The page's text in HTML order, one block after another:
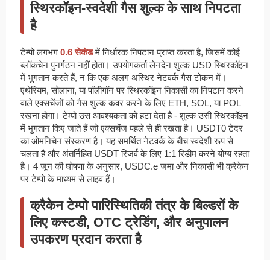
स्थिरकॉइन-स्वदेशी गैस शुल्क के साथ निपटता
है
टेम्पो लगभग 0.6 सेकंडमें निर्धारक निपटान प्राप्त करता है, जिसमें कोई
ब्लॉकचेन पुनर्गठन नहीं होता। उपयोगकर्ता लेनदेन शुल्क USD स्थिरकॉइन
में भुगतान करते हैं, न कि एक अलग अस्थिर नेटवर्क गैस टोकन में।
एथेरियम, सोलाना, या पॉलीगॉन पर स्थिरकॉइन निकासी का निपटान करने
वाले एक्सचेंजों को गैस शुल्क कवर करने के लिए ETH, SOL, या POL
रखना होगा। टेम्पो उस आवश्यकता को हटा देता है - शुल्क उसी स्थिरकॉइन
में भुगतान किए जाते हैं जो एक्सचेंज पहले से ही रखता है। USDT0 टेदर
का ओमनिचेन संस्करण है। यह समर्थित नेटवर्क के बीच स्वदेशी रूप से
चलता है और अंतर्निहित USDT रिजर्व के लिए 1:1 रिडीम करने योग्य रहता
है। 4 जून की घोषणा के अनुसार, USDC.e जमा और निकासी भी क्रैकेन
पर टेम्पो के माध्यम से लाइव हैं।
क्रैकेन टेम्पो पारिस्थितिकी तंत्र के बिल्डरों के
लिए कस्टडी, OTC ट्रेडिंग, और अनुपालन
उपकरण प्रदान करता है